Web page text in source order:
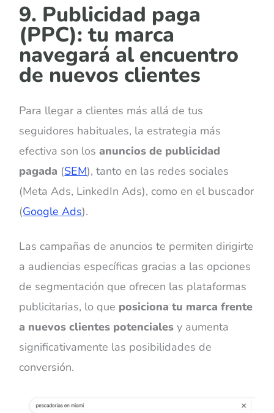
9. Publicidad paga
(PPC): tu marca
navegará al encuentro
de nuevos clientes
Para llegar a clientes más allá de tus
seguidores habituales, la estrategia más
efectiva son losanuncios de publicidad
pagada (SEM), tanto en las redes sociales
(Meta Ads, LinkedIn Ads), como en el buscador
(Google Ads).
Las campañas de anuncios te permiten dirigirte
a audiencias específicas gracias a las opciones
de segmentación que ofrecen las plataformas
publicitarias, lo que posiciona tu marca frente
a nuevos clientes potenciales y aumenta
significativamente las posibilidades de
conversión.